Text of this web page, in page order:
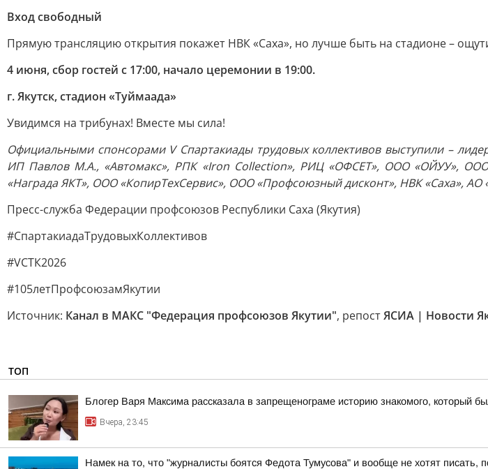
Вход свободный
Прямую трансляцию открытия покажет НВК «Саха», но лучше быть на стадионе –
4 июня, сбор гостей с 17:00, начало церемонии в 19:00.
г. Якутск, стадион «Туймаада»
Увидимся на трибунах! Вместе мы сила!
Официальными спонсорами V Спартакиады трудовых коллективов выступили –
ИП Павлов М.А., «Автомакс», РПК «Iron Collection», РИЦ «ОФСЕТ», ООО «ОЙУУ»,
«Награда ЯКТ», ООО «КопирТехСервис», ООО «Профсоюзный дисконт», НВК «Саха», АО
Пресс-служба Федерации профсоюзов Республики Саха (Якутия)
#СпартакиадаТрудовыхКоллективов
#VСТК2026
#105летПрофсоюзамЯкутии
Источник: Канал в МАКС "Федерация профсоюзов Якутии", репостЯСИА | Новости
ТОП
Блогер Варя Максима рассказала в запрещенограме историю знакомого, который
Вчера, 23:45
Намек на то, что "журналисты боятся Федота Тумусова" и вообще не хотят писать,